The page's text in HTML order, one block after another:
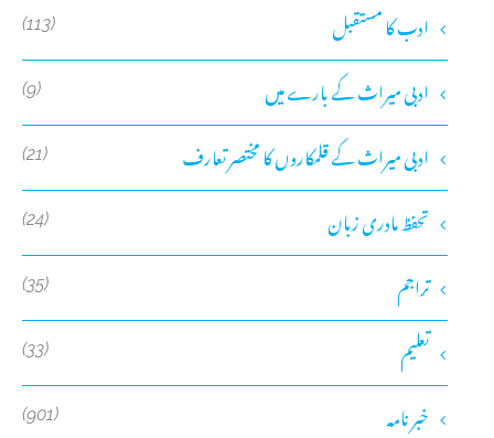
ادب کا مستقبل
(113)
ادبی میراث کے بارے میں (9)
ادبی میراث کے قلمکاروں کا مختصر تعارف (21)
تحفظ مادری زبان (24)
تراجم (35)
تعلیم (33)
خبر نامہ (901)